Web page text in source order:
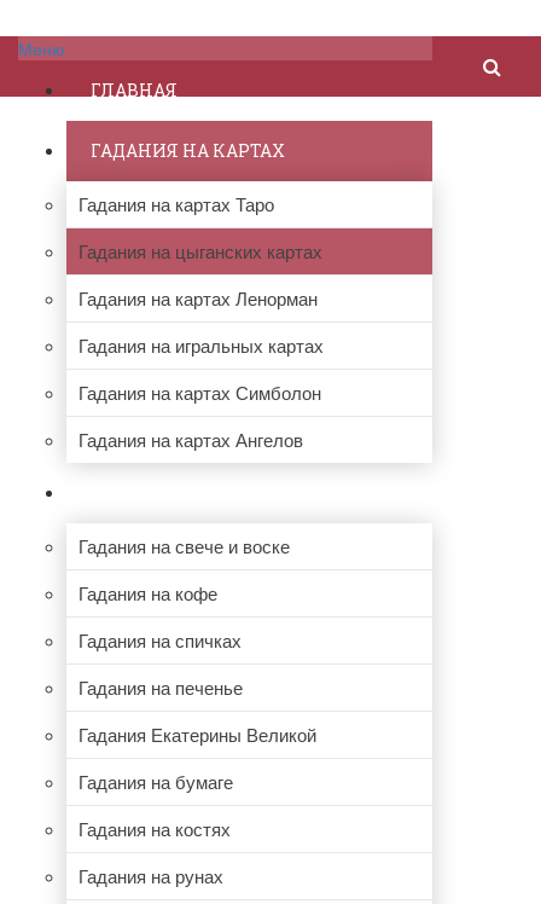
Меню
ГЛАВНАЯ
ГАДАНИЯ НА КАРТАХ
Гадания на картах Таро
Гадания на цыганских картах
Гадания на картах Ленорман
Гадания на игральных картах
Гадания на картах Симболон
Гадания на картах Ангелов
Гадания на свече и воске
Гадания на кофе
Гадания на спичках
Гадания на печенье
Гадания Екатерины Великой
Гадания на бумаге
Гадания на костях
Гадания на рунах